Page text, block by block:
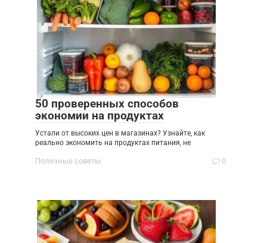
50 проверенных способов
экономии на продуктах
Устали от высоких цен в магазинах? Узнайте, как
реально экономить на продуктах питания, не
Полезные советы 0